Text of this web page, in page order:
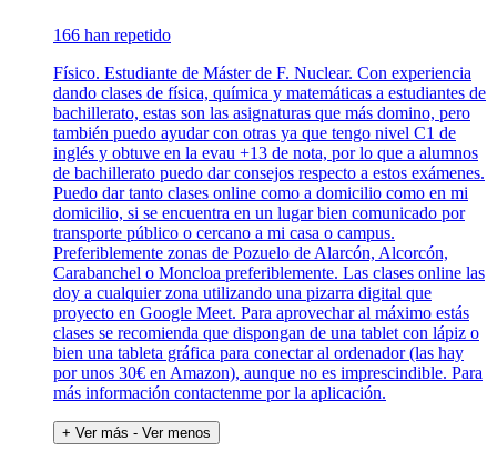
166 han repetido
Físico. Estudiante de Máster de F. Nuclear. Con experiencia
dando clases de física, química y matemáticas a estudiantes de
bachillerato, estas son las asignaturas que más domino, pero
también puedo ayudar con otras ya que tengo nivel C1 de
inglés y obtuve en la evau +13 de nota, por lo que a alumnos
de bachillerato puedo dar consejos respecto a estos exámenes.
Puedo dar tanto clases online como a domicilio como en mi
domicilio, si se encuentra en un lugar bien comunicado por
transporte público o cercano a mi casa o campus.
Preferiblemente zonas de Pozuelo de Alarcón, Alcorcón,
Carabanchel o Moncloa preferiblemente. Las clases online las
doy a cualquier zona utilizando una pizarra digital que
proyecto en Google Meet. Para aprovechar al máximo estás
clases se recomienda que dispongan de una tablet con lápiz o
bien una tableta gráfica para conectar al ordenador (las hay
por unos 30€ en Amazon), aunque no es imprescindible. Para
más información contactenme por la aplicación.
+ Ver más - Ver menos